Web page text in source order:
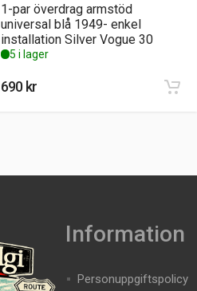
1-par överdrag armstöd
universal blå 1949- enkel
installation Silver Vogue 30
5 i lager
690kr
Information
Personuppgiftspolicy